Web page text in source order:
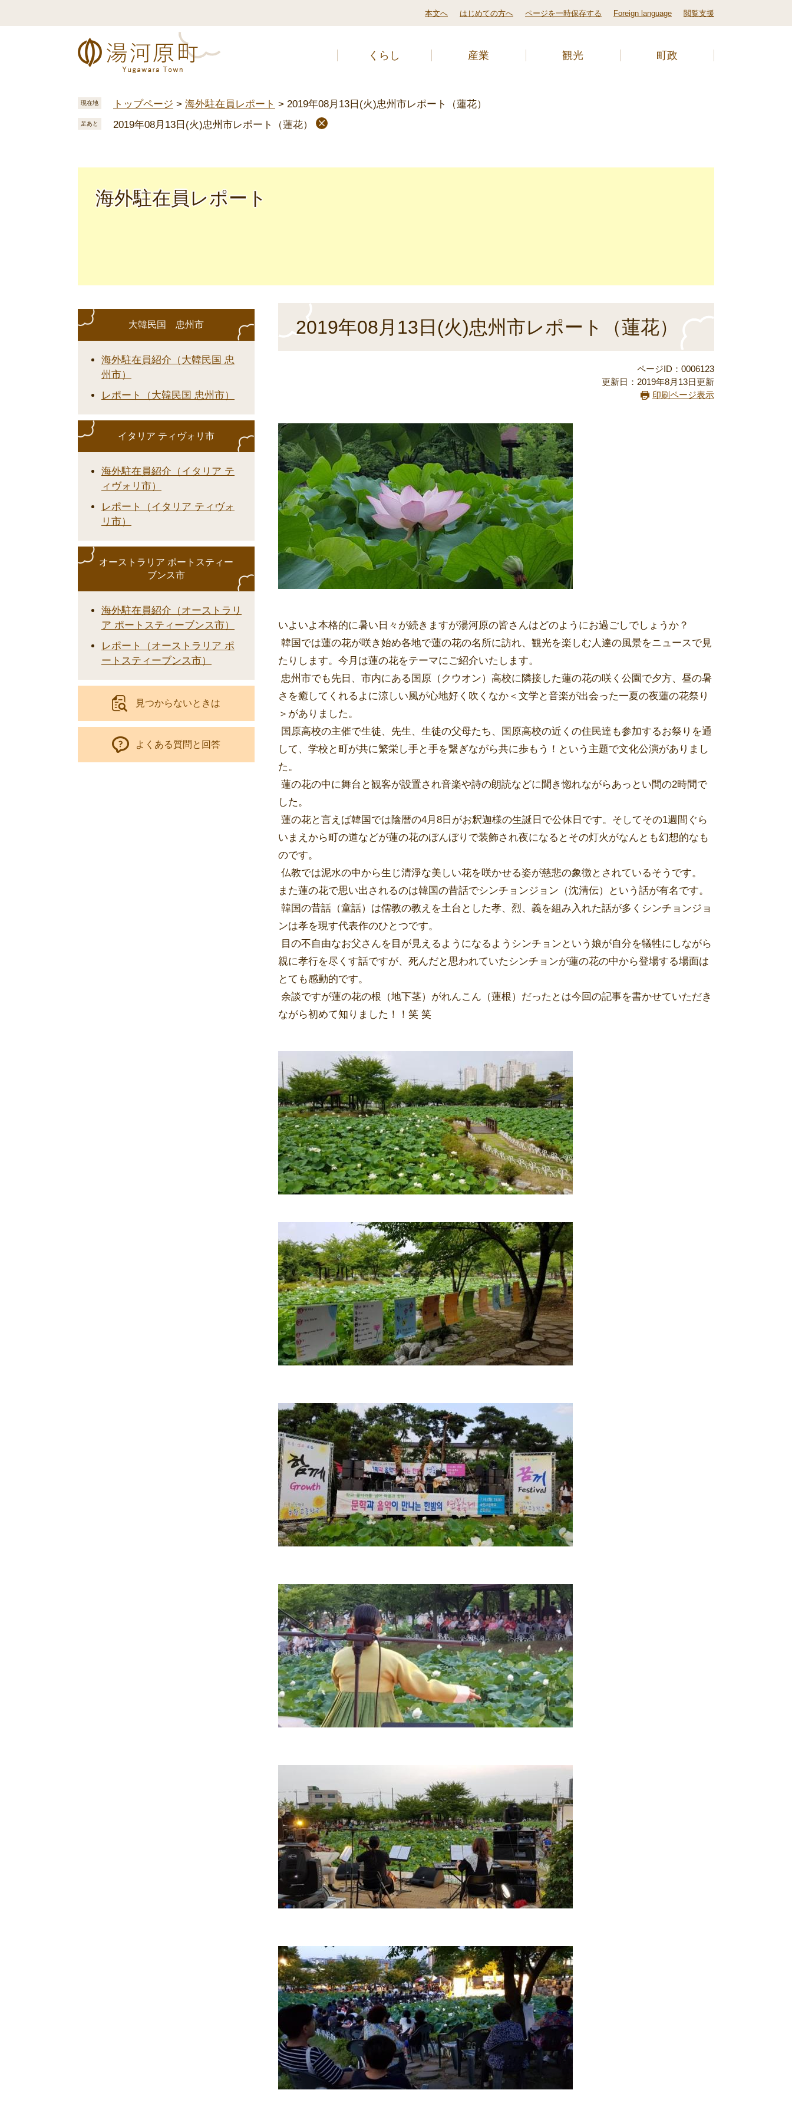
本文へ はじめての方へ ページを一時保存する Foreign language 閲覧支援
くらし 産業 観光 町政
現在地 トップページ > 海外駐在員レポート > 2019年08月13日(火)忠州市レポート（蓮花）
足あと 2019年08月13日(火)忠州市レポート（蓮花）
海外駐在員レポート
2019年08月13日(火)忠州市レポート（蓮花）
ページID：0006123
更新日：2019年8月13日更新
印刷ページ表示
いよいよ本格的に暑い日々が続きますが湯河原の皆さんはどのようにお過ごしでしょうか？
韓国では蓮の花が咲き始め各地で蓮の花の名所に訪れ、観光を楽しむ人達の風景をニュースで見
たりします。今月は蓮の花をテーマにご紹介いたします。
忠州市でも先日、市内にある国原（クウオン）高校に隣接した蓮の花の咲く公園で夕方、昼の暑
さを癒してくれるよに涼しい風が心地好く吹くなか＜文学と音楽が出会った一夏の夜蓮の花祭り
＞がありました。
国原高校の主催で生徒、先生、生徒の父母たち、国原高校の近くの住民達も参加するお祭りを通
して、学校と町が共に繁栄し手と手を繋ぎながら共に歩もう！という主題で文化公演がありまし
た。
蓮の花の中に舞台と観客が設置され音楽や詩の朗読などに聞き惚れながらあっとい間の2時間で
した。
蓮の花と言えば韓国では陰暦の4月8日がお釈迦様の生誕日で公休日です。そしてその1週間ぐら
いまえから町の道などが蓮の花のぼんぼりで装飾され夜になるとその灯火がなんとも幻想的なも
のです。
仏教では泥水の中から生じ清淨な美しい花を咲かせる姿が慈悲の象徴とされているそうです。
また蓮の花で思い出されるのは韓国の昔話でシンチョンジョン（沈清伝）という話が有名です。
韓国の昔話（童話）は儒教の教えを土台とした孝、烈、義を組み入れた話が多くシンチョンジョ
ンは孝を現す代表作のひとつです。
目の不自由なお父さんを目が見えるようになるようシンチョンという娘が自分を犠牲にしながら
親に孝行を尽くす話ですが、死んだと思われていたシンチョンが蓮の花の中から登場する場面は
とても感動的です。
余談ですが蓮の花の根（地下茎）がれんこん（蓮根）だったとは今回の記事を書かせていただき
ながら初めて知りました！！笑 笑
大韓民国 忠州市
海外駐在員紹介（大韓民国 忠
州市）
レポート（大韓民国 忠州市）
イタリア ティヴォリ市
海外駐在員紹介（イタリア テ
ィヴォリ市）
レポート（イタリア ティヴォ
リ市）
オーストラリア ポートスティー
ブンス市
海外駐在員紹介（オーストラリ
ア ポートスティーブンス市）
レポート（オーストラリア ポ
ートスティーブンス市）
見つからないときは
よくある質問と回答